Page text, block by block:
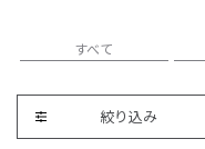
すべて
絞り込み